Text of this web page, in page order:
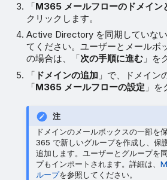
「M365 メールフローのドメイン
クリックします。
Active Directory を同期していな
てください。ユーザーとメールボ
の場合は、「次の手順に進む 」を
「 ドメインの追加 」で、ドメイン
「M365 メールフローの設定 」を
注
ドメインのメールボックスの一部
365 で新しいグループを作成し、保
追加します。ユーザーとグループを
プもインポートされます。詳細は、
ループを参照してください。